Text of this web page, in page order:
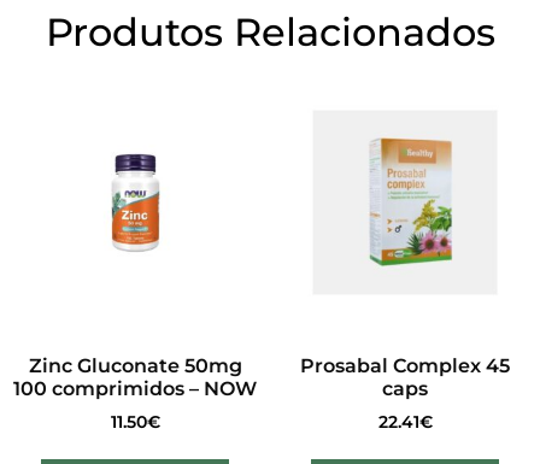
Produtos Relacionados
Zinc Gluconate 50mg
100 comprimidos – NOW
11.50€
Prosabal Complex 45
caps
22.41€